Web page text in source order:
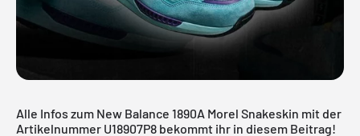
Alle Infos zum New Balance 1890A Morel Snakeskin mit der
Artikelnummer U18907P8 bekommt ihr in diesem Beitrag!